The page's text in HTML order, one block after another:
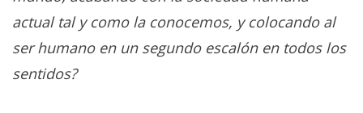
Legal
El medio de
comunicación
digital donde
actual tal y como la conocemos, y colocando al
ser humano en un segundo escalón en todos los
sentidos?